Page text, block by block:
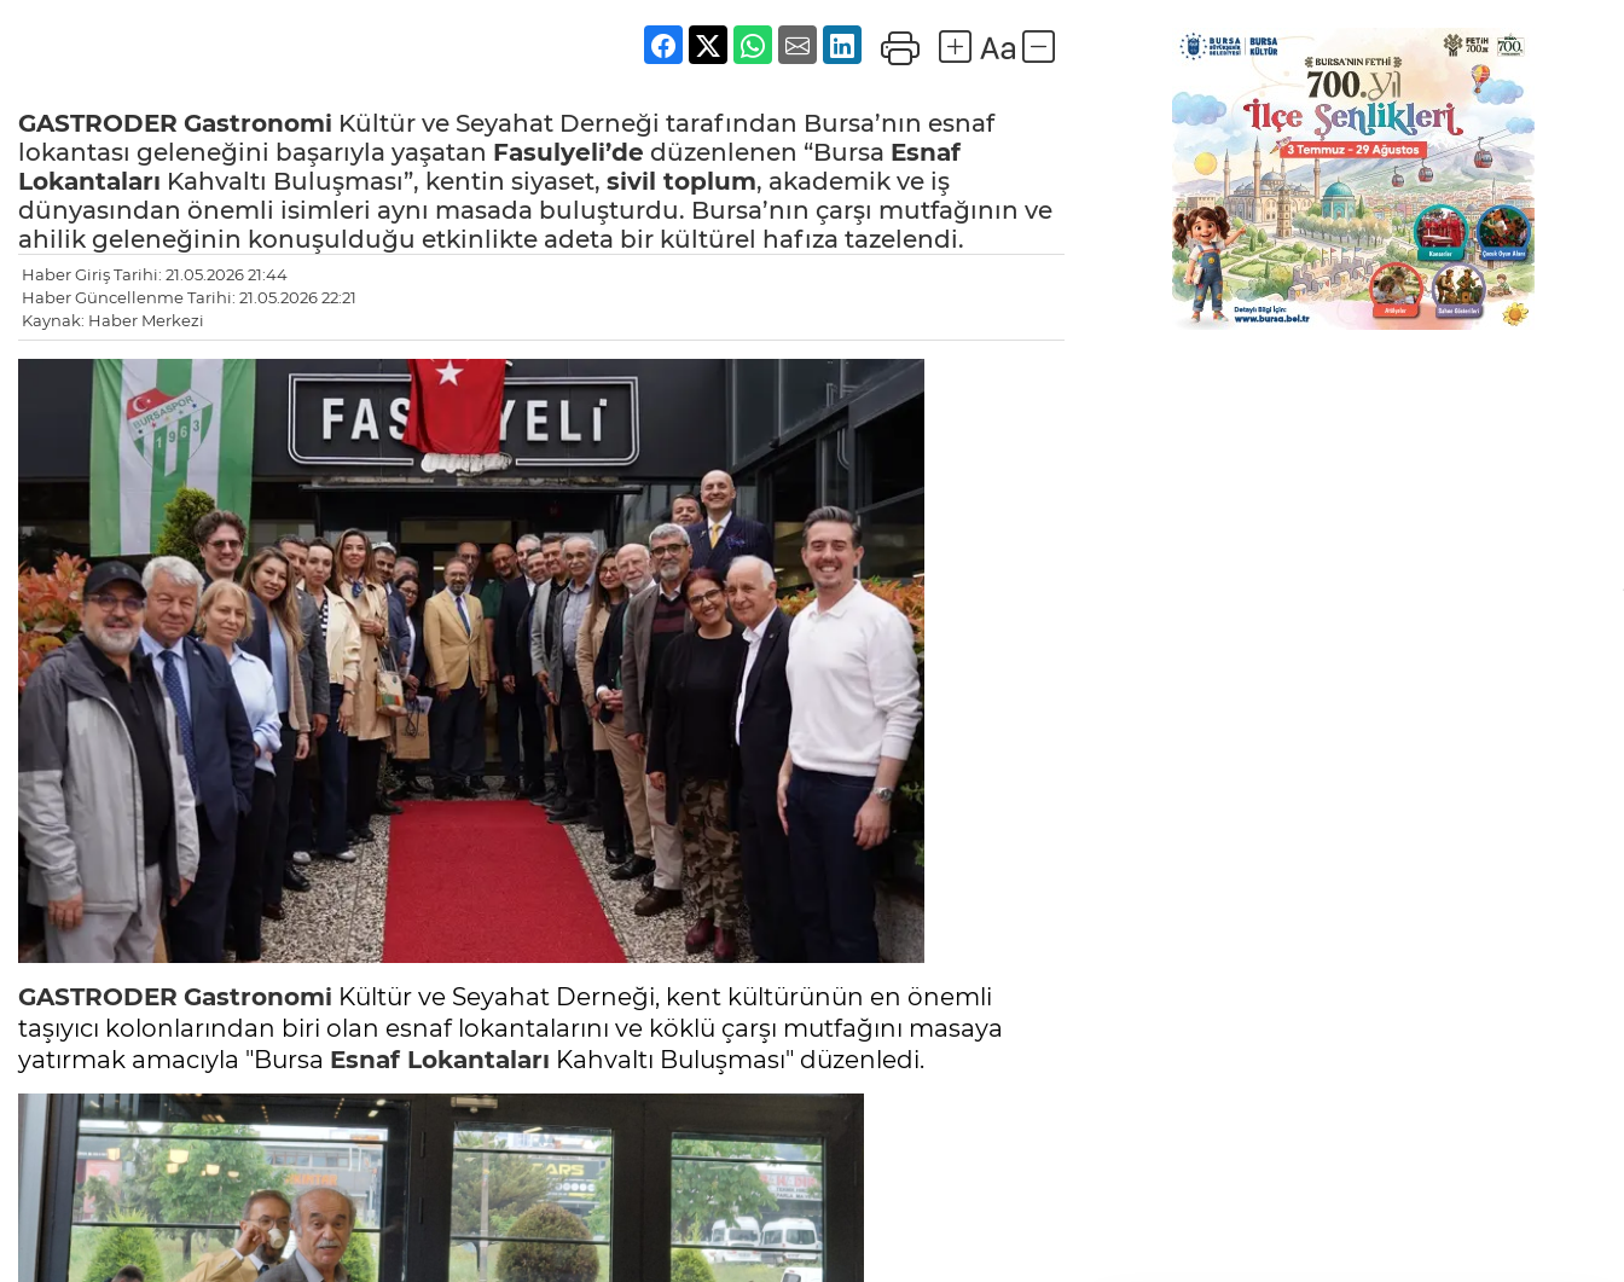
GASTRODER Gastronomi Kültür ve Seyahat Derneği tarafından Bursa’nın esnaf
lokantası geleneğini başarıyla yaşatan Fasulyeli’de düzenlenen “Bursa Esnaf
Lokantaları Kahvaltı Buluşması”, kentin siyaset, sivil toplum, akademik ve iş
dünyasından önemli isimleri aynı masada buluşturdu. Bursa’nın çarşı mutfağının ve
ahilik geleneğinin konuşulduğu etkinlikte adeta bir kültürel hafıza tazelendi.
Haber Giriş Tarihi: 21.05.2026 21:44
Haber Güncellenme Tarihi: 21.05.2026 22:21
Kaynak: Haber Merkezi
GASTRODER Gastronomi Kültür ve Seyahat Derneği, kent kültürünün en önemli
taşıyıcı kolonlarından biri olan esnaf lokantalarını ve köklü çarşı mutfağını masaya
yatırmak amacıyla "Bursa Esnaf Lokantaları Kahvaltı Buluşması" düzenledi.